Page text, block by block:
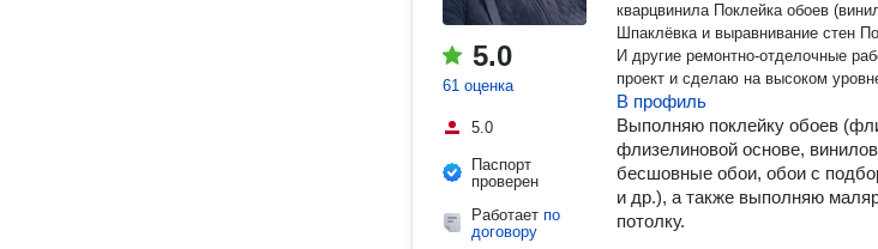
5.0
61 оценка
5.0
Паспорт
проверен
Работает по
договору
кварцвинила Поклейка обоев (виниловые, флизелиновые, фрески)
Шпаклёвка и выравнивание стен Покраска Установка плинтусов
И другие ремонтно-отделочные работы Звоните!
проект и сделаю на высоком
В профиль
Выполняю поклейку обоев
флизелиновой основе,
бесшовные обои, обои с
и др.), а также выполняю
потолку.